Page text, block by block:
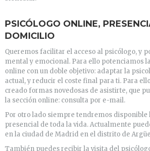
PSICÓLOGO ONLINE,
DOMICILIO
Queremos facilitar el acceso al psicólogo, y
mental y emocional. Para ello potenciamos
online con un doble objetivo: adaptar la
actual, y reducir el coste final para ti. Para
creado formas novedosas de asistirte, que
la sección online: consulta por e-mail.
Por otro lado siempre tendremos disponible
presencial de toda la vida. Actualmente
en la ciudad de Madrid en el distrito de
También puedes recibir la visita del